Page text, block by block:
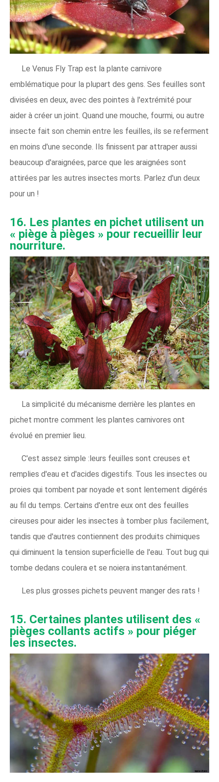
Le Venus Fly Trap est la plante carnivore
emblématique pour la plupart des gens. Ses feuilles sont
divisées en deux, avec des pointes à l'extrémité pour
aider à créer un joint. Quand une mouche, fourmi, ou autre
insecte fait son chemin entre les feuilles, ils se referment
en moins d'une seconde. Ils finissent par attraper aussi
beaucoup d'araignées, parce que les araignées sont
attirées par les autres insectes morts. Parlez d'un deux
pour un !
16. Les plantes en pichet utilisent un
« piège à pièges » pour recueillir leur
nourriture.
La simplicité du mécanisme derrière les plantes en
pichet montre comment les plantes carnivores ont
évolué en premier lieu.
C'est assez simple :leurs feuilles sont creuses et
remplies d'eau et d'acides digestifs. Tous les insectes ou
proies qui tombent par noyade et sont lentement digérés
au fil du temps. Certains d'entre eux ont des feuilles
cireuses pour aider les insectes à tomber plus facilement,
tandis que d'autres contiennent des produits chimiques
qui diminuent la tension superficielle de l'eau. Tout bug qui
tombe dedans coulera et se noiera instantanément.
Les plus grosses pichets peuvent manger des rats !
15. Certaines plantes utilisent des «
pièges collants actifs » pour piéger
les insectes.